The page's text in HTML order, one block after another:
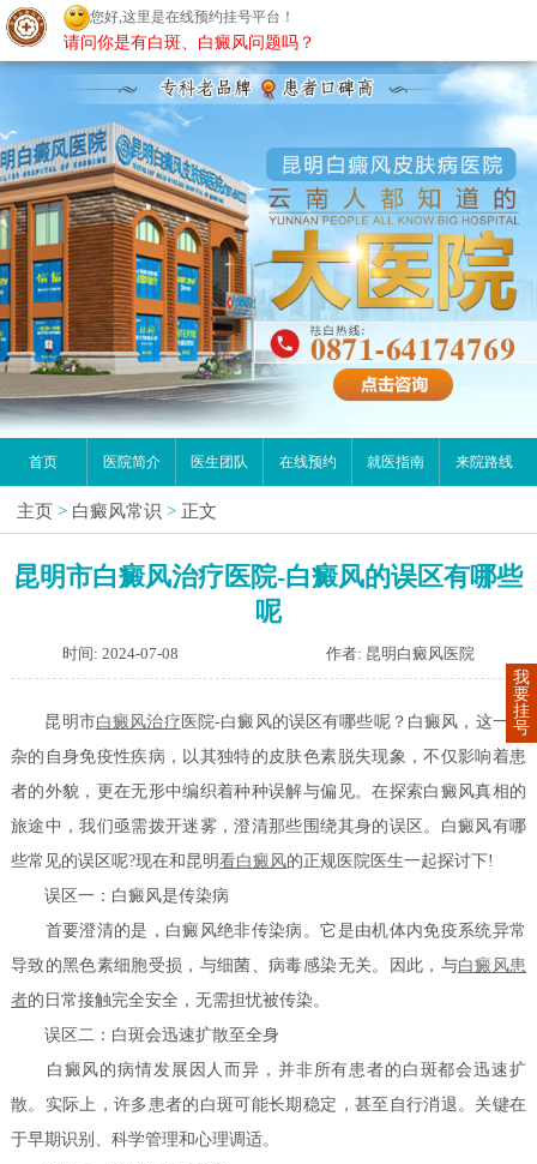
昆明白癜风医院
首页 医院简介 医生团队 在线预约 就医指南 来院路线
主页 > 白癜风常识 > 正文
昆明市白癜风治疗医院-白癜风的误区有哪些
呢
时间: 2024-07-08 作者: 昆明白癜风医院
昆明市白癜风治疗 医院-白癜风的误区有哪些呢？白癜风，这一复
杂的自身免疫性疾病，以其独特的皮肤色素脱失现象，不仅影响着患
者的外貌，更在无形中编织着种种误解与偏见。在探索白癜风真相的
旅途中，我们亟需拨开迷雾，澄清那些围绕其身的误区。白癜风有哪
些常见的误区呢?现在和昆明看白癜风的正规医院医生一起探讨下!
误区一：白癜风是传染病
首要澄清的是，白癜风绝非传染病。它是由机体内免疫系统异常
导致的黑色素细胞受损，与细菌、病毒感染无关。因此，与白癜风患
者的日常接触完全安全，无需担忧被传染。
误区二：白斑会迅速扩散至全身
白癜风的病情发展因人而异，并非所有患者的白斑都会迅速扩
散。实际上，许多患者的白斑可能长期稳定，甚至自行消退。关键在
于早期识别、科学管理和心理调适。
我
要
挂
号
您好,这里是在线预约挂号平台！
请问你是有白斑、白癜风问题吗？